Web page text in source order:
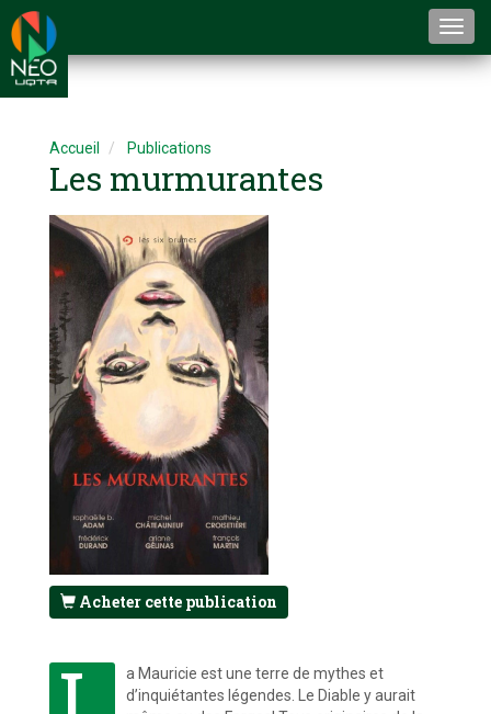
Accueil Publications
Les murmurantes
Acheter cette publication
a Mauricie est une terre de mythes et
d’inquiétantes légendes. Le Diable y aurait